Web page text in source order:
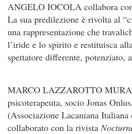
ANGELO IOCOLA collabora
La sua predilezione è rivolta al
una rappresentazione che
l’iride e lo spirito e restituisca
spettatore differente, potenziato,
MARCO LAZZAROTTO
psicoterapeuta, socio Jonas
(Associazione Lacaniana
collaborato con la rivista